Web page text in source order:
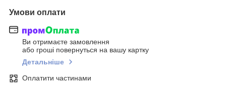
Умови оплати
Ви отримаєте замовлення
або гроші повернуться на вашу картку
Детальніше
Оплатити частинами